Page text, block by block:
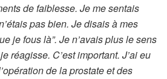
de faiblesse. Je me sentais
pas bien. Je disais à mes
je fous là”. Je n’avais plus le sens
réagisse. C’est important. J’ai eu
de la prostate et des